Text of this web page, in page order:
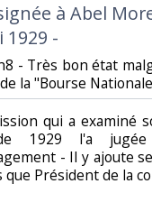
à Abel
1929 -‎
- Très bon état
la "Bourse
qui a examiné
1929 l'a jugée
- Il y ajoute
que Président de la